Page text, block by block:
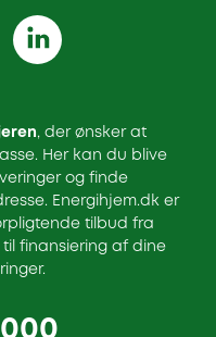
, der ønsker at
Her kan du blive
og finde
Energihjem.dk er
tilbud fra
finansiering af dine